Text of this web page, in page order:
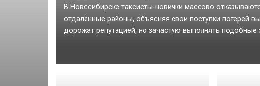
В Новосибирске таксисты-новички массово
отдалённые районы, объясняя свои поступки потерей
дорожат репутацией, но зачастую выполнять подобные